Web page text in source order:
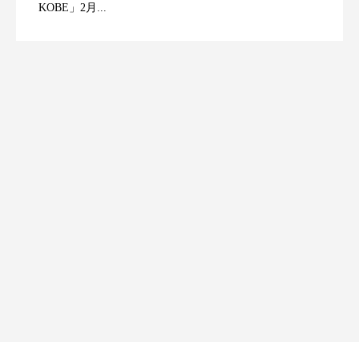
KOBE」2月...